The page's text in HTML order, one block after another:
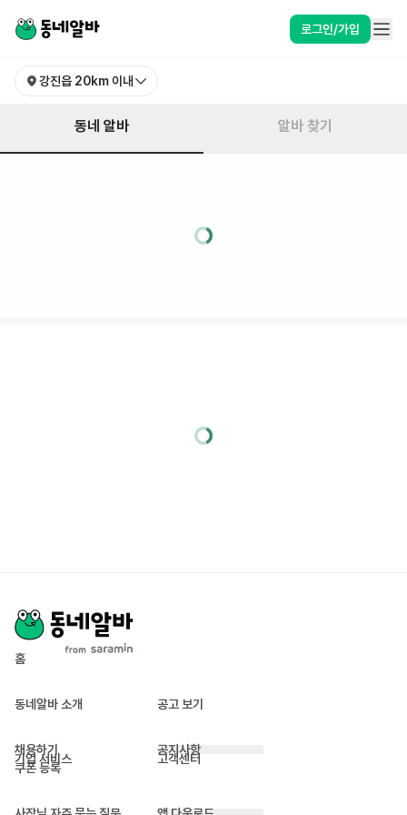
로그인/가입
강진읍 20km 이내
동네 알바 알바 찾기
홈
동네알바 소개 공고 보기
채용하기
기업 서비스
쿠폰 등록
공지사항
고객센터